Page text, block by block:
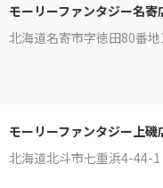
モーリーファンタジー名寄
北海道名寄市字徳田80番地
モーリーファンタジー上磯
北海道北斗市七重浜4-44-1